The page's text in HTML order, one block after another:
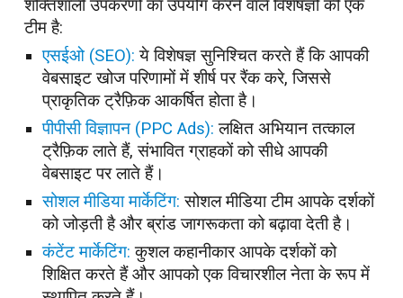
शक्तिशाली उपकरणों का उपयोग करने वाले विशेषज्ञों की एक
टीम है:
एसईओ (SEO): ये विशेषज्ञ सुनिश्चित करते हैं कि आपकी
वेबसाइट खोज परिणामों में शीर्ष पर रैंक करे, जिससे
प्राकृतिक ट्रैफ़िक आकर्षित होता है।
पीपीसी विज्ञापन (PPC Ads): लक्षित अभियान तत्काल
ट्रैफ़िक लाते हैं, संभावित ग्राहकों को सीधे आपकी
वेबसाइट पर लाते हैं।
सोशल मीडिया मार्केटिंग: सोशल मीडिया टीम आपके दर्शकों
को जोड़ती है और ब्रांड जागरूकता को बढ़ावा देती है।
कंटेंट मार्केटिंग: कुशल कहानीकार आपके दर्शकों को
शिक्षित करते हैं और आपको एक विचारशील नेता के रूप में